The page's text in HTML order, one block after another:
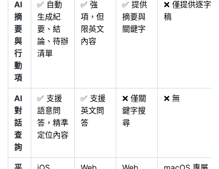
AI
摘
要
與
行
動
項
✅ 自動
生成紀
要、結
論、待辦
清單
✅ 強
項，但
限英文
內容
✅ 提供
摘要與
關鍵字
❌ 僅提供逐字
稿
AI
對
話
查
詢
✅ 支援
語意問
答，精準
定位內容
✅ 支援
英文問
答
❌ 僅關
鍵字搜
尋
❌ 無